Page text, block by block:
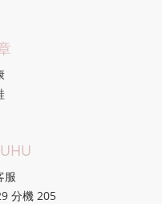
服
分機 205